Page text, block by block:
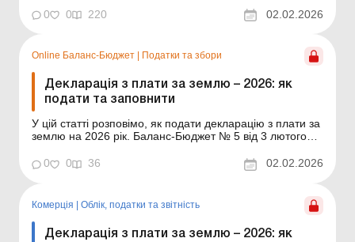
пізніше 20 лютого звітного року. Плата за землю
складається із земельного податку та орендної плати
0 0 220 02.02.2026
Online Баланс-Бюджет Податки та збори
Декларація з плати за землю – 2026: як
подати та заповнити
У цій статті розповімо, як подати декларацію з плати за
землю на 2026 рік. Баланс-Бюджет № 5 від 3 лютого
подається не пізніше 20 лютого звітного року. Плата за
землю складається із земельного податку та орендної
0 0 36 02.02.2026
Комерція | Облік, податки та звiтнiсть
Декларація з плати за землю – 2026: як